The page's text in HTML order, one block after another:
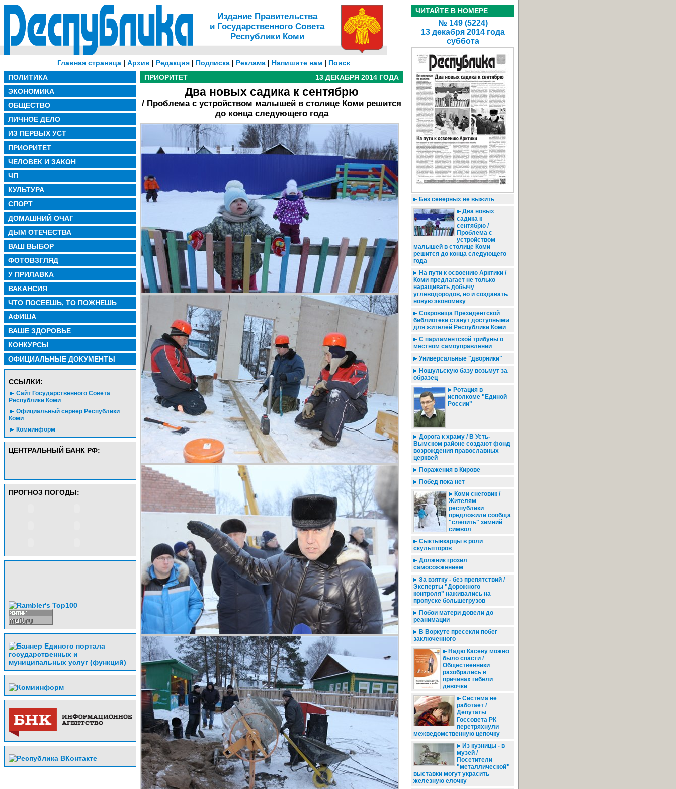
Издание Правительства
и Государственного Совета
Республики Коми
Главная страница| Архив | Редакция| Подписка| Реклама| Напишите нам| Поиск
ПОЛИТИКА
ЭКОНОМИКА
ОБЩЕСТВО
ЛИЧНОЕ ДЕЛО
ИЗ ПЕРВЫХ УСТ
ПРИОРИТЕТ
ЧЕЛОВЕК И ЗАКОН
ЧП
КУЛЬТУРА
СПОРТ
ДОМАШНИЙ ОЧАГ
ДЫМ ОТЕЧЕСТВА
ВАШ ВЫБОР
ФОТОВЗГЛЯД
У ПРИЛАВКА
ВАКАНСИЯ
ЧТО ПОСЕЕШЬ, ТО ПОЖНЕШЬ
АФИША
ВАШЕ ЗДОРОВЬЕ
КОНКУРСЫ
ОФИЦИАЛЬНЫЕ ДОКУМЕНТЫ
CСЫЛКИ:
Сайт Государственного Совета
Республики Коми
Официальный сервер Республики
Коми
Комиинформ
ЦЕНТРАЛЬНЫЙ БАНК РФ:
ПРОГНОЗ ПОГОДЫ:
ПРИОРИТЕТ 13 ДЕКАБРЯ 2014 ГОДА
Два новых садика к сентябрю
/ Проблема с устройством малышей в столице Коми решится
до конца следующего года
ЧИТАЙТЕ В НОМЕРЕ
№ 149 (5224)
13 декабря 2014 года
суббота
Без северных не выжить
Два новых
садика к
сентябрю /
Проблема с
устройством
малышей в столице Коми
решится до конца следующего
года
На пути к освоению Арктики /
Коми предлагает не только
наращивать добычу
углеводородов, но и создавать
новую экономику
Сокровища Президентской
библиотеки станут доступными
для жителей Республики Коми
С парламентской трибуны о
местном самоуправлении
Универсальные "дворники"
Ношульскую базу возьмут за
образец
Ротация в
исполкоме "Единой
России"
Дорога к храму / В Усть-
Вымском районе создают фонд
возрождения православных
церквей
Поражения в Кирове
Побед пока нет
Коми снеговик /
Жителям
республики
предложили сообща
"слепить" зимний
символ
Сыктывкарцы в роли
скульпторов
Должник грозил
самосожжением
За взятку - без препятствий /
Эксперты "Дорожного
контроля" наживались на
пропуске большегрузов
Побои матери довели до
реанимации
В Воркуте пресекли побег
заключенного
Надю Касеву можно
было спасти /
Общественники
разобрались в
причинах гибели
девочки
Система не
работает /
Депутаты
Госсовета РК
перетряхнули
межведомственную цепочку
Из кузницы - в
музей /
Посетители
"металлической"
выставки могут украсить
железную елочку